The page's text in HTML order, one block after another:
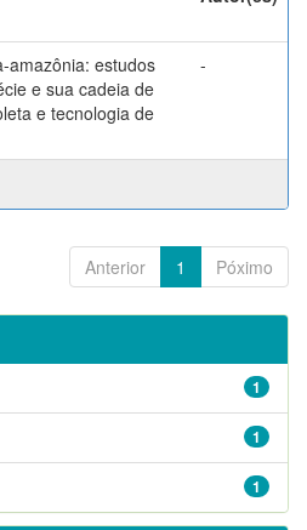
amazônia: estudos
e sua cadeia de
e tecnologia de
-
Anterior 1 Póximo
1
1
1